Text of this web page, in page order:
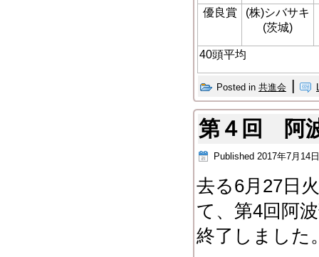
優良賞
(株)シバサキ
(茨城)
40頭平均
Posted in 共進会 |
第４回 阿
Published 2017年7月14日
去る6月27日
て、第4回阿
終了しました